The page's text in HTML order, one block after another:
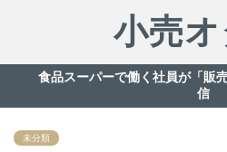
小売
食品スーパーで働く社員が「販
信
未分類